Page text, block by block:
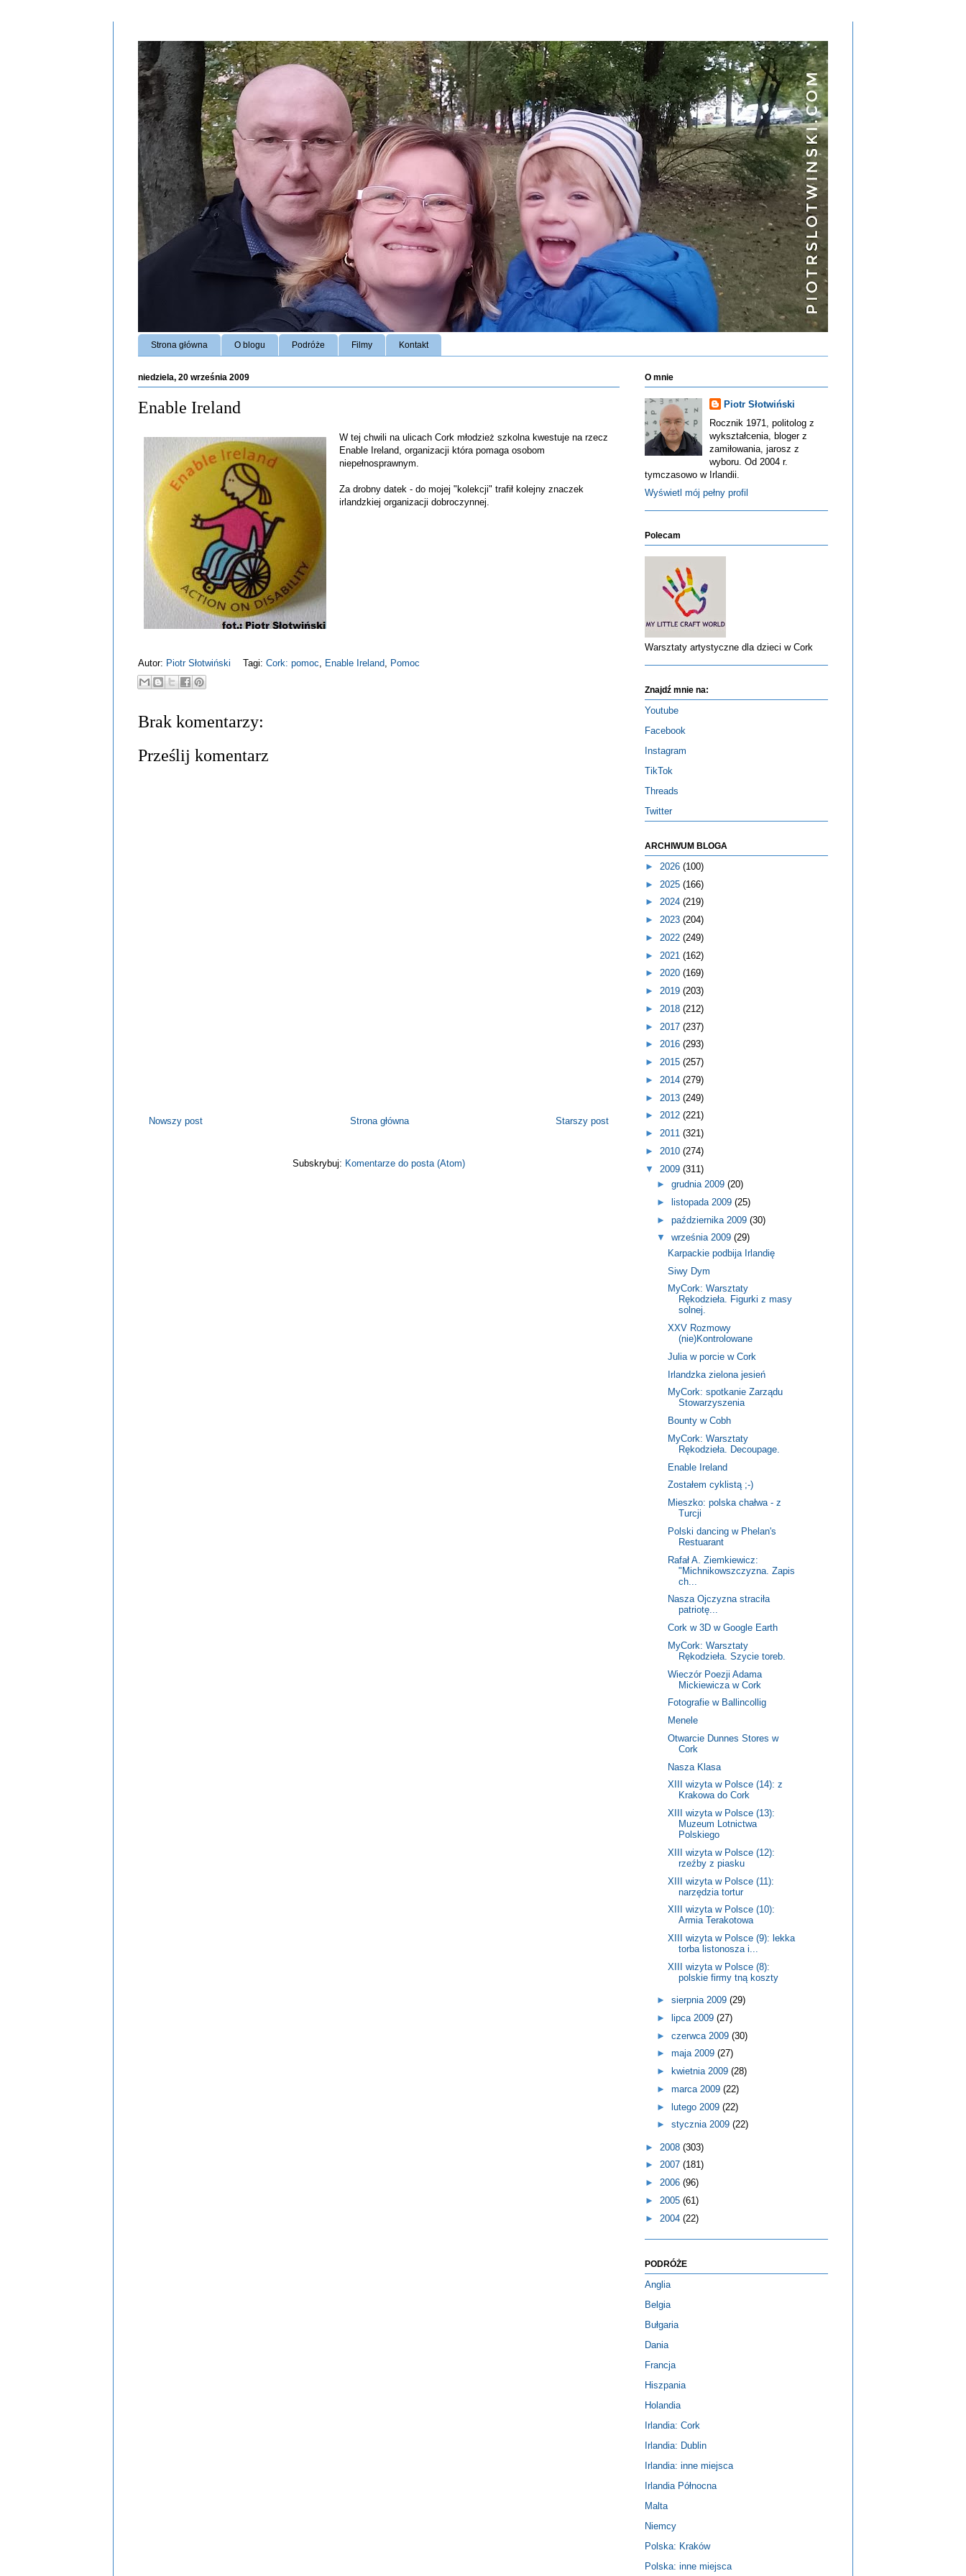
Strona główna O blogu Podróże Filmy Kontakt
niedziela, 20 września 2009
Enable Ireland
W tej chwili na ulicach Cork młodzież szkolna kwestuje na rzecz
Enable Ireland, organizacji która pomaga osobom
niepełnosprawnym.
Za drobny datek - do mojej "kolekcji" trafił kolejny znaczek
irlandzkiej organizacji dobroczynnej.
Autor: Piotr Słotwiński Tagi: Cork: pomoc Enable Ireland Pomoc
Brak komentarzy:
Prześlij komentarz
Nowszy post Starszy post
Strona główna
Subskrybuj: Komentarze do posta (Atom)
O mnie
Piotr Słotwiński
Rocznik 1971, politolog z
wykształcenia, bloger z
zamiłowania, jarosz z
wyboru. Od 2004 r.
tymczasowo w Irlandii.
Wyświetl mój pełny profil
Polecam
Warsztaty artystyczne dla dzieci w Cork
Znajdź mnie na:
Youtube
Facebook
Instagram
TikTok
Threads
Twitter
ARCHIWUM BLOGA
► 2026 (100)
► 2025 (166)
► 2024 (219)
► 2023 (204)
► 2022 (249)
► 2021 (162)
► 2020 (169)
► 2019 (203)
► 2018 (212)
► 2017 (237)
► 2016 (293)
► 2015 (257)
► 2014 (279)
► 2013 (249)
► 2012 (221)
► 2011 (321)
► 2010 (274)
▼ 2009 (311)
► grudnia 2009 (20)
►
listopada 2009 (25)
► października 2009 (30)
▼ września 2009 (29)
Karpackie podbija Irlandię
Siwy Dym
MyCork: Warsztaty
Rękodzieła. Figurki z masy
solnej.
XXV Rozmowy
(nie)Kontrolowane
Julia w porcie w Cork
Irlandzka zielona jesień
MyCork: spotkanie Zarządu
Stowarzyszenia
Bounty w Cobh
MyCork: Warsztaty
Rękodzieła. Decoupage.
Enable Ireland
Zostałem cyklistą ;-)
Mieszko: polska chałwa - z
Turcji
Polski dancing w Phelan's
Restuarant
Rafał A. Ziemkiewicz:
"Michnikowszczyzna. Zapis
ch...
Nasza Ojczyzna straciła
patriotę...
Cork w 3D w Google Earth
MyCork: Warsztaty
Rękodzieła. Szycie toreb.
Wieczór Poezji Adama
Mickiewicza w Cork
Fotografie w Ballincollig
Menele
Otwarcie Dunnes Stores w
Cork
Nasza Klasa
XIII wizyta w Polsce (14): z
Krakowa do Cork
XIII wizyta w Polsce (13):
Muzeum Lotnictwa
Polskiego
XIII wizyta w Polsce (12):
rzeźby z piasku
XIII wizyta w Polsce (11):
narzędzia tortur
XIII wizyta w Polsce (10):
Armia Terakotowa
XIII wizyta w Polsce (9): lekka
torba listonosza i...
XIII wizyta w Polsce (8):
polskie firmy tną koszty
► sierpnia 2009 (29)
►
lipca 2009 (27)
► czerwca 2009 (30)
► maja 2009 (27)
►
kwietnia 2009 (28)
► marca 2009 (22)
► lutego 2009 (22)
► stycznia 2009 (22)
► 2008 (303)
► 2007 (181)
► 2006 (96)
► 2005 (61)
► 2004 (22)
PODRÓŻE
Anglia
Belgia
Bułgaria
Dania
Francja
Hiszpania
Holandia
Irlandia: Cork
Irlandia: Dublin
Irlandia: inne miejsca
Irlandia Północna
Malta
Niemcy
Polska: Kraków
Polska: inne miejsca